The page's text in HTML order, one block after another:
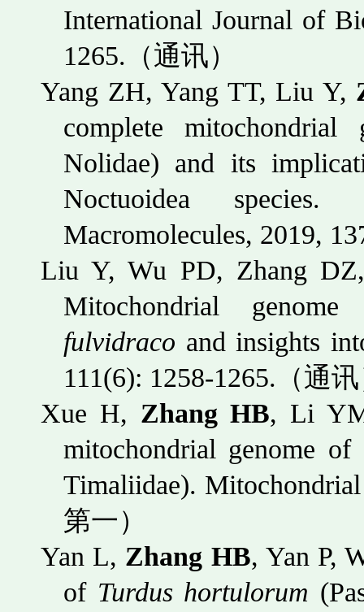
International Journal of
1265. （通讯）
Yang ZH, Yang TT, Liu Y,
complete
Nolidae) and its
Noctuoidea
Macromolecules, 2019,
Liu Y, Wu PD, Zhang
Mitochondrial
fulvidraco and insights
111(6): 1258-1265. （通
Xue H, Zhang HB, Li
mitochondrial genome of
Timaliidae).
第一）
Yan L, Zhang HB, Yan P,
of Turdus hortulorum